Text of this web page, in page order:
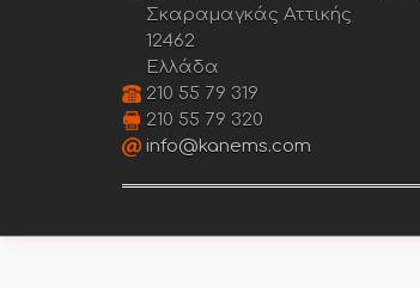
Σκαραμαγκάς Αττικής
12462
Ελλάδα
210 55 79 319
210 55 79 320
info@kanems.com